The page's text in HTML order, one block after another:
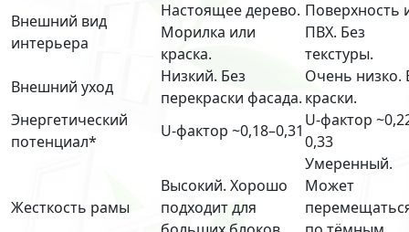
Внешний вид
интерьера
Настоящее дерево.
Морилка или
краска.
Поверхность
ПВХ. Без
текстуры.
Внешний уход
Низкий. Без
перекраски фасада.
Очень низко.
краски.
Энергетический
потенциал*
U-фактор ~0,18–0,31
U-фактор
0,33
Жесткость рамы
Высокий. Хорошо
подходит для
Умеренный.
Может